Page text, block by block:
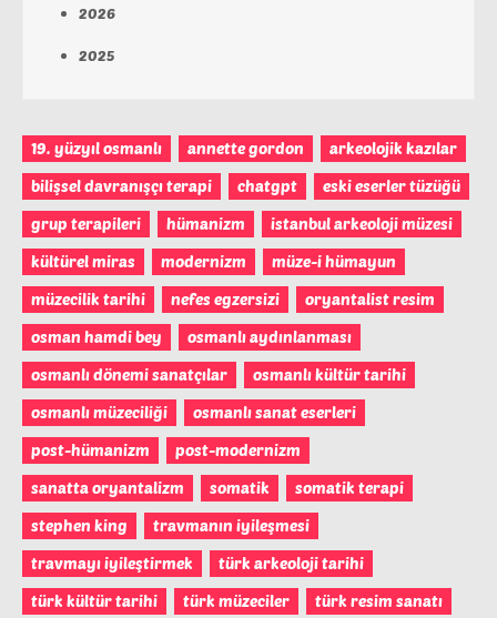
2026
2025
19. yüzyıl osmanlı annette gordon
arkeolojik kazılar
bilişsel davranışçı terapi
chatgpt
eski eserler tüzüğü
grup terapileri
hümanizm
istanbul arkeoloji müzesi
kültürel miras
modernizm
müze-i hümayun
müzecilik tarihi
nefes egzersizi
oryantalist resim
osman hamdi bey
osmanlı aydınlanması
osmanlı dönemi sanatçılar
osmanlı kültür tarihi
osmanlı müzeciliği
osmanlı sanat eserleri
post-hümanizm
post-modernizm
sanatta oryantalizm
somatik
somatik terapi
stephen king
travmanın iyileşmesi
travmayı iyileştirmek
türk arkeoloji tarihi
türk kültür tarihi
türk müzeciler türk resim sanatı